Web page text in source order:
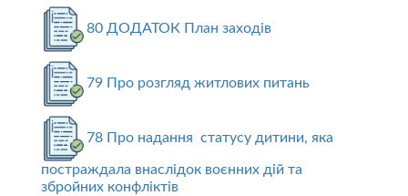
80 ДОДАТОК План заходів
79 Про розгляд житлових питань
78 Про надання статусу дитини, яка
постраждала внаслідок воєнних дій та
збройних конфліктів